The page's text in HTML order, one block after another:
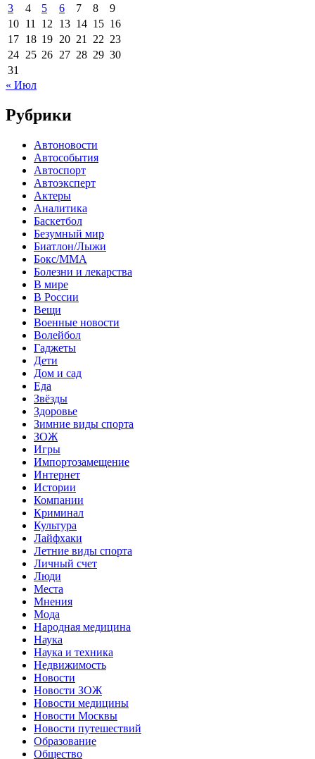
3
4 5 6 7 8
9
10 11 12 13 14 15 16
17 18 19 20 21 22 23
24 25 26 27 28 29 30
31
« Июл
Рубрики
Автоновости
Автособытия
Автоспорт
Автоэксперт
Актеры
Аналитика
Баскетбол
Безумный мир
Биатлон/Лыжи
Бокс/MMA
Болезни и лекарства
В мире
В России
Вещи
Военные новости
Волейбол
Гаджеты
Дети
Дом и сад
Еда
Звёзды
Здоровье
Зимние виды спорта
ЗОЖ
Игры
Импортозамещение
Интернет
Истории
Компании
Криминал
Культура
Лайфхаки
Летние виды спорта
Личный счет
Люди
Места
Мнения
Мода
Народная медицина
Наука
Наука и техника
Недвижимость
Новости
Новости ЗОЖ
Новости медицины
Новости Москвы
Новости путешествий
Образование
Общество